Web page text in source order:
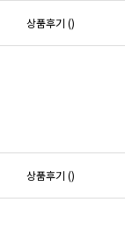
상품후기 ()
상품후기 ()